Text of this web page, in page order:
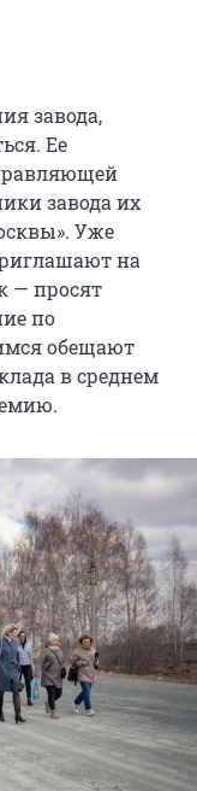
завода,
Ее
завода их
Уже
на
— просят
по
обещают
в среднем